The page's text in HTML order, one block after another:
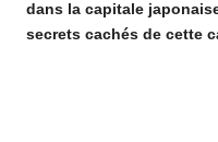
dans la capitale
secrets cachés de cette